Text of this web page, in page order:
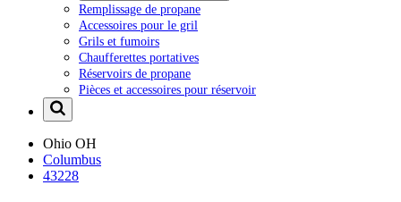
Remplissage de propane
Accessoires pour le gril
Grils et fumoirs
Chaufferettes portatives
Réservoirs de propane
Pièces et accessoires pour réservoir
Ohio OH
Columbus
43228